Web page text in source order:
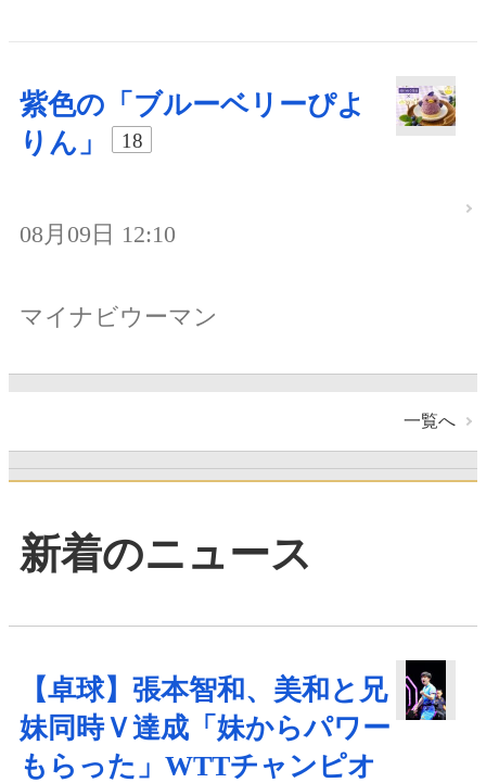
紫色の「ブルーベリーぴよ
りん」
18
08月09日 12:10
マイナビウーマン
一覧へ
新着のニュース
【卓球】張本智和、美和と兄
妹同時Ｖ達成「妹からパワー
もらった」WTTチャンピオ